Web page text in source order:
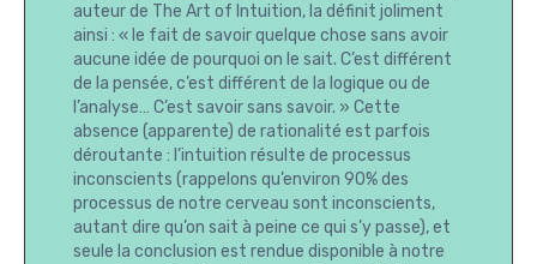
auteur de The Art of Intuition, la définit joliment
ainsi : « le fait de savoir quelque chose sans avoir
aucune idée de pourquoi on le sait. C’est différent
de la pensée, c’est différent de la logique ou de
l’analyse… C’est savoir sans savoir. » Cette
absence (apparente) de rationalité est parfois
déroutante : l’intuition résulte de processus
inconscients (rappelons qu’environ 90% des
processus de notre cerveau sont inconscients,
autant dire qu’on sait à peine ce qui s’y passe), et
seule la conclusion est rendue disponible à notre